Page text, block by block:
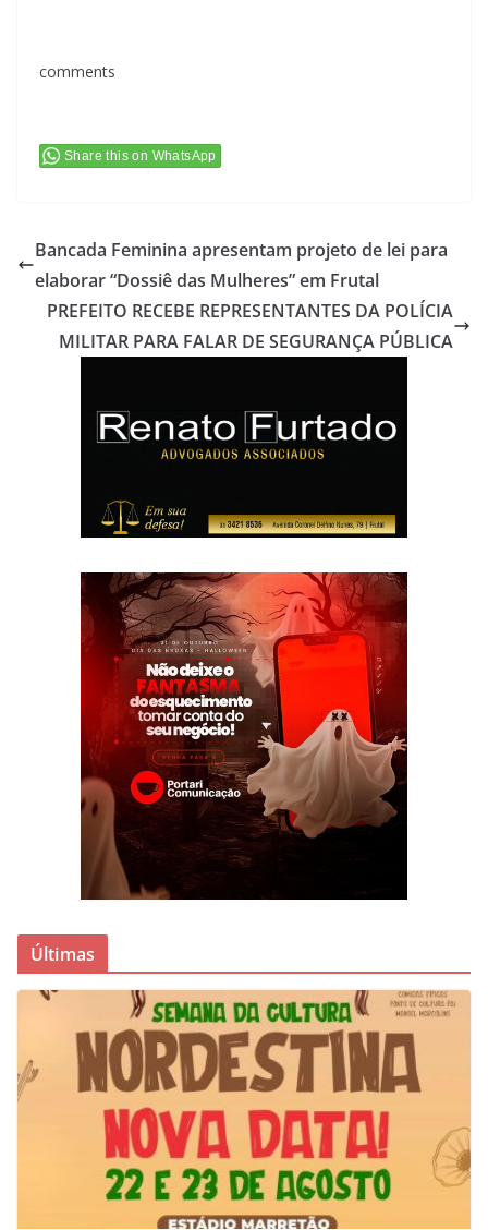
comments
Share this on WhatsApp
Bancada Feminina apresentam projeto de lei para
elaborar “Dossiê das Mulheres” em Frutal
PREFEITO RECEBE REPRESENTANTES DA POLÍCIA
MILITAR PARA FALAR DE SEGURANÇA PÚBLICA
Últimas